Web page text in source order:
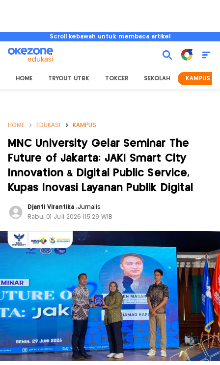
Scroll kebawah untuk membaca artikel
HOME TRYOUT UTBK TOKCER SEKOLAH KAMPUS
HOME EDUKASI KAMPUS
MNC University Gelar Seminar The
Future of Jakarta: JAKI Smart City
Innovation & Digital Public Service,
Kupas Inovasi Layanan Publik Digital
Djanti Virantika ,Jurnalis
Rabu, 01 Juli 2026 |15:29 WIB